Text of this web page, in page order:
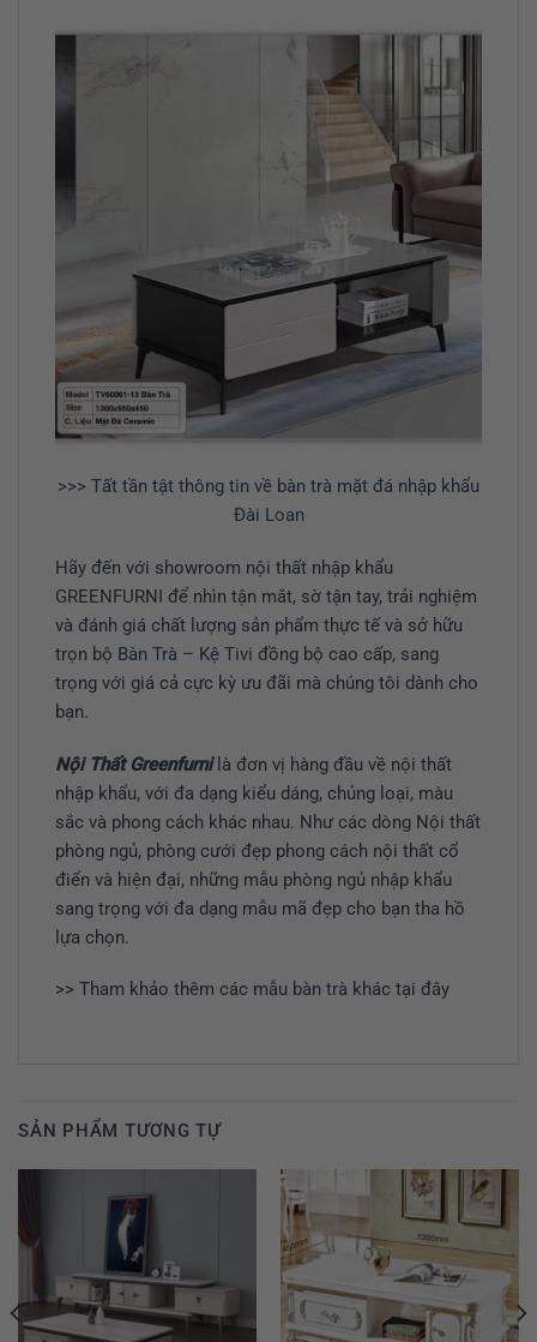
>>> Tất tần tật thông tin về bàn trà mặt đá nhập khẩu
Đài Loan
Hãy đến với showroom nội thất nhập khẩu
GREENFURNI để nhìn tận mắt, sờ tận tay, trải nghiệm
và đánh giá chất lượng sản phẩm thực tế và sở hữu
trọn bộ Bàn Trà – Kệ Tivi đồng bộ cao cấp, sang
trọng với giá cả cực kỳ ưu đãi mà chúng tôi dành cho
bạn.
Nội Thất Greenfurnilà đơn vị hàng đầu về nội thất
nhập khẩu, với đa dạng kiểu dáng, chủng loại, màu
sắc và phong cách khác nhau. Như các dòng Nội thất
phòng ngủ, phòng cưới đẹp phong cách nội thất cổ
điển và hiện đại, những mẫu phòng ngủ nhập khẩu
sang trọng với đa dạng mẫu mã đẹp cho bạn tha hồ
lựa chọn.
>> Tham khảo thêm các mẫu bàn trà khác tại đây
SẢN PHẨM TƯƠNG TỰ